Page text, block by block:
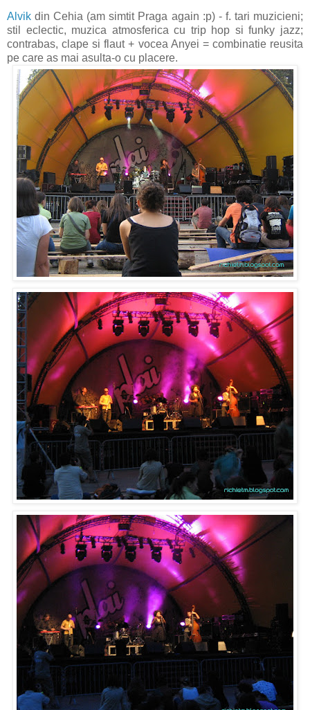
Alvik din Cehia (am simtit Praga again :p) - f. tari muzicieni;
stil eclectic, muzica atmosferica cu trip hop si funky jazz;
contrabas, clape si flaut + vocea Anyei = combinatie reusita
pe care as mai asulta-o cu placere.